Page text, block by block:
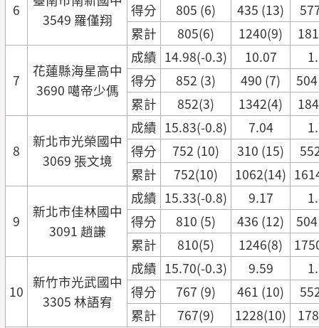
6
3549 羅僅翔
得分
805 (6) 435 (13)
累計
805(6) 1240(9)
7
花蓮縣海星高中
3690 噶帝少傌
成績 14.98(-0.3) 10.07
得分
852 (3) 490 (7)
累計
852(3) 1342(4)
8
新北市光榮國中
3069 張文境
成績 15.83(-0.8) 7.04
得分
752 (10) 310 (15)
累計
752(10) 1062(14)
9
新北市佳林國中
3091 趙謙
成績 15.33(-0.8) 9.17
得分
810 (5) 436 (12)
累計
810(5) 1246(8)
10
新竹市光武國中
3305 林語宥
成績 15.70(-0.3) 9.59
得分
767 (9) 461 (10)
累計
767(9) 1228(10)